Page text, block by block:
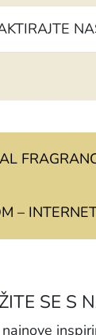
–
SE S